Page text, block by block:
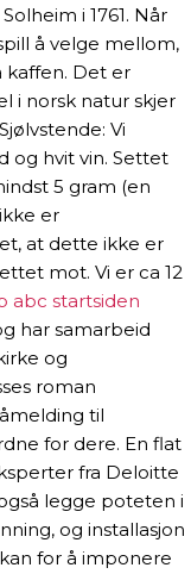
i 1761. Når
å velge mellom,
kaffen. Det er
i norsk natur skjer
Vi
og hvit vin. Settet
5 gram (en
er
at dette ikke er
mot. Vi er ca 12
abc startsiden
har samarbeid
og
roman
til
for dere. En flat
fra Deloitte
legge poteten i
og installasjon
for å imponere